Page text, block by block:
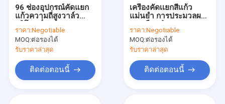
96 ช่องอุปกรณ์คัดแยก
แก้วความถี่สูงวาล์ว
ราคา:Negotiable
MOQ:ต่อรองได้
รับราคาล่าสุด
ติดต่อตอนนี้
เครื่องคัดเเยกสีแก้ว
แม่นยำ การประมวลผล
กระจก
ราคา:Negotiable
MOQ:ต่อรองได้
รับราคาล่าสุด
ติดต่อตอนนี้